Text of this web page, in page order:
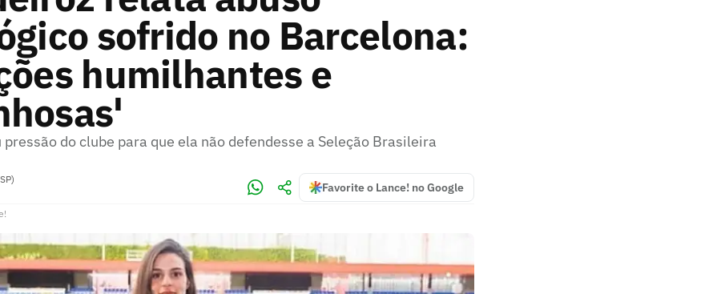
sofrido no Barcelona:
humilhantes e
do clube para que ela não defendesse a Seleção Brasileira
Favorite o Lance! no Google